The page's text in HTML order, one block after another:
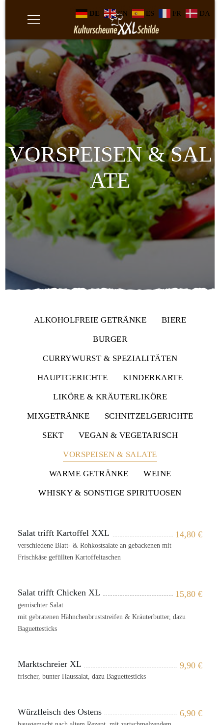
VORSPEISEN & SAL
ATE
ALKOHOLFREIE GETRÄNKE BIERE
BURGER
CURRYWURST & SPEZIALITÄTEN
HAUPTGERICHTE KINDERKARTE
LIKÖRE & KRÄUTERLIKÖRE
MIXGETRÄNKE SCHNITZELGERICHTE
SEKT VEGAN & VEGETARISCH
VORSPEISEN & SALATE
WARME GETRÄNKE WEINE
WHISKY & SONSTIGE SPIRITUOSEN
14,80 €
Salat trifft Kartoffel XXL
verschiedene Blatt- & Rohkostsalate an gebackenen mit
Frischkäse gefüllten Kartoffeltaschen
15,80 €
Salat trifft Chicken XL
gemischter Salat
mit gebratenen Hähnchenbruststreifen & Kräuterbutter, dazu
Baguettesticks
9,90 €
Marktschreier XL
frischer, bunter Haussalat, dazu Baguettesticks
6,90 €
Würzfleisch des Ostens
DE EN ES FR DA